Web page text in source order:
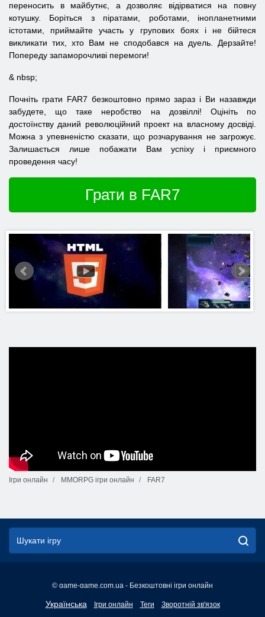
переносить в майбутнє, а дозволяє відірватися на повну
котушку. Боріться з піратами, роботами, інопланетними
істотами, приймайте участь у групових боях і не бійтеся
викликати тих, хто Вам не сподобався на дуель. Дерзайте!
Попереду запаморочливі перемоги!
& nbsp;
Почніть грати FAR7 безкоштовно прямо зараз і Ви назавжди
забудете, що таке неробство на дозвіллі! Оцініть по
достоїнству даний революційний проект на власному досвіді.
Можна з упевненістю сказати, що розчарування не загрожує.
Залишається лише побажати Вам успіху і приємного
проведення часу!
Грати в FAR7
Ігри онлайн MMORPG ігри онлайн FAR7
© game-game.com.ua - Безкоштовні ігри онлайн
Українська
English
Ігри онлайн Теги Зворотній зв'язок